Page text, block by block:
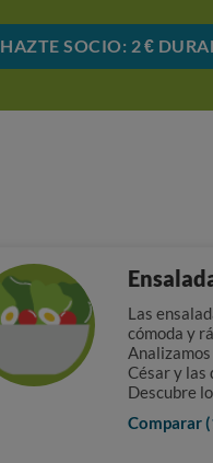
HAZTE SOCIO: 2 €
Las
cómoda y
Analizamos
César y las
Descubre
Comparar